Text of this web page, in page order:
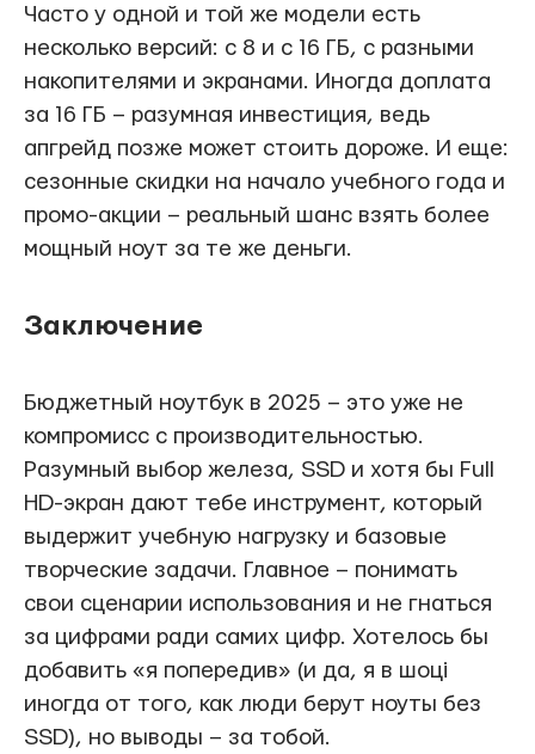
Часто у одной и той же модели есть
несколько версий: с 8 и с 16 ГБ, с разными
накопителями и экранами. Иногда доплата
за 16 ГБ – разумная инвестиция, ведь
апгрейд позже может стоить дороже. И еще:
сезонные скидки на начало учебного года и
промо-акции – реальный шанс взять более
мощный ноут за те же деньги.
Заключение
Бюджетный ноутбук в 2025 – это уже не
компромисс с производительностью.
Разумный выбор железа, SSD и хотя бы Full
HD-экран дают тебе инструмент, который
выдержит учебную нагрузку и базовые
творческие задачи. Главное – понимать
свои сценарии использования и не гнаться
за цифрами ради самих цифр. Хотелось бы
добавить «я попередив» (и да, я в шоці
иногда от того, как люди берут ноуты без
SSD), но выводы – за тобой.